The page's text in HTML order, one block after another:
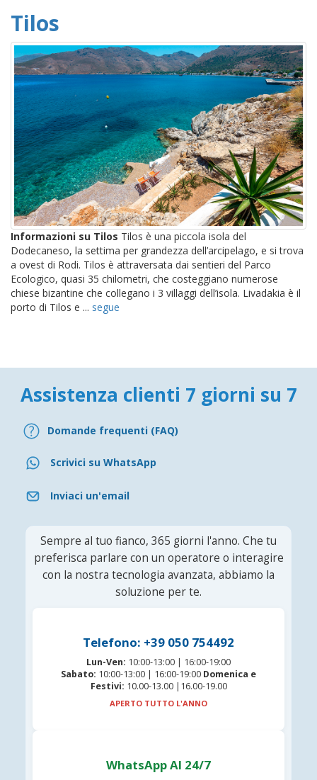
Tilos
Informazioni su Tilos Tilos è una piccola isola del
Dodecaneso, la settima per grandezza dell’arcipelago, e si trova
a ovest di Rodi. Tilos è attraversata dai sentieri del Parco
Ecologico, quasi 35 chilometri, che costeggiano numerose
chiese bizantine che collegano i 3 villaggi dell’isola. Livadakia è il
porto di Tilos e ... segue
Assistenza clienti 7 giorni su 7
Domande frequenti (FAQ)
Scrivici su WhatsApp
Inviaci un'email
Sempre al tuo fianco, 365 giorni l'anno. Che tu
preferisca parlare con un operatore o interagire
con la nostra tecnologia avanzata, abbiamo la
soluzione per te.
Telefono: +39 050 754492
Lun-Ven: 10:00-13:00 | 16:00-19:00
Sabato: 10:00-13:00 | 16:00-19:00 Domenica e
Festivi: 10.00-13.00 |16.00-19.00
APERTO TUTTO L'ANNO
WhatsApp AI 24/7